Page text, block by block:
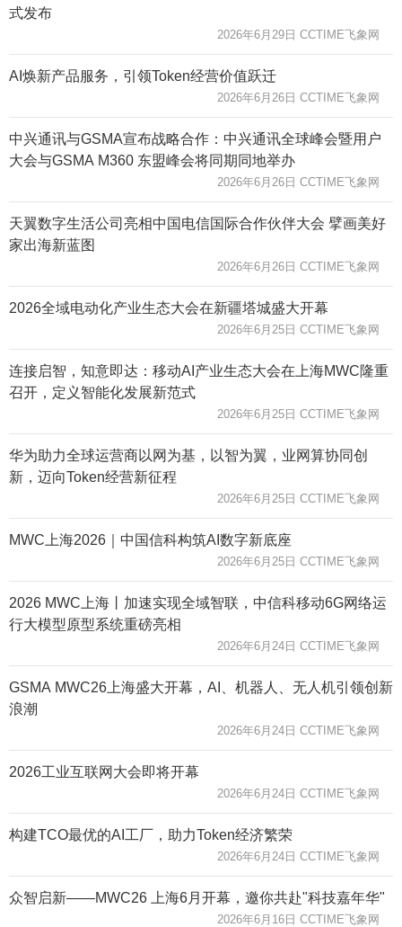
式发布
2026年6月29日 CCTIME飞象网
AI焕新产品服务，引领Token经营价值跃迁
2026年6月26日 CCTIME飞象网
中兴通讯与GSMA宣布战略合作：中兴通讯全球峰会暨用户
大会与GSMA M360 东盟峰会将同期同地举办
2026年6月26日 CCTIME飞象网
天翼数字生活公司亮相中国电信国际合作伙伴大会 擘画美好
家出海新蓝图
2026年6月26日 CCTIME飞象网
2026全域电动化产业生态大会在新疆塔城盛大开幕
2026年6月25日 CCTIME飞象网
连接启智，知意即达：移动AI产业生态大会在上海MWC隆重
召开，定义智能化发展新范式
2026年6月25日 CCTIME飞象网
华为助力全球运营商以网为基，以智为翼，业网算协同创
新，迈向Token经营新征程
2026年6月25日 CCTIME飞象网
MWC上海2026｜中国信科构筑AI数字新底座
2026年6月25日 CCTIME飞象网
2026 MWC上海丨加速实现全域智联，中信科移动6G网络运
行大模型原型系统重磅亮相
2026年6月24日 CCTIME飞象网
GSMA MWC26上海盛大开幕，AI、机器人、无人机引领创新
浪潮
2026年6月24日 CCTIME飞象网
2026工业互联网大会即将开幕
2026年6月24日 CCTIME飞象网
构建TCO最优的AI工厂，助力Token经济繁荣
2026年6月24日 CCTIME飞象网
众智启新——MWC26 上海6月开幕，邀你共赴"科技嘉年华"
2026年6月16日 CCTIME飞象网